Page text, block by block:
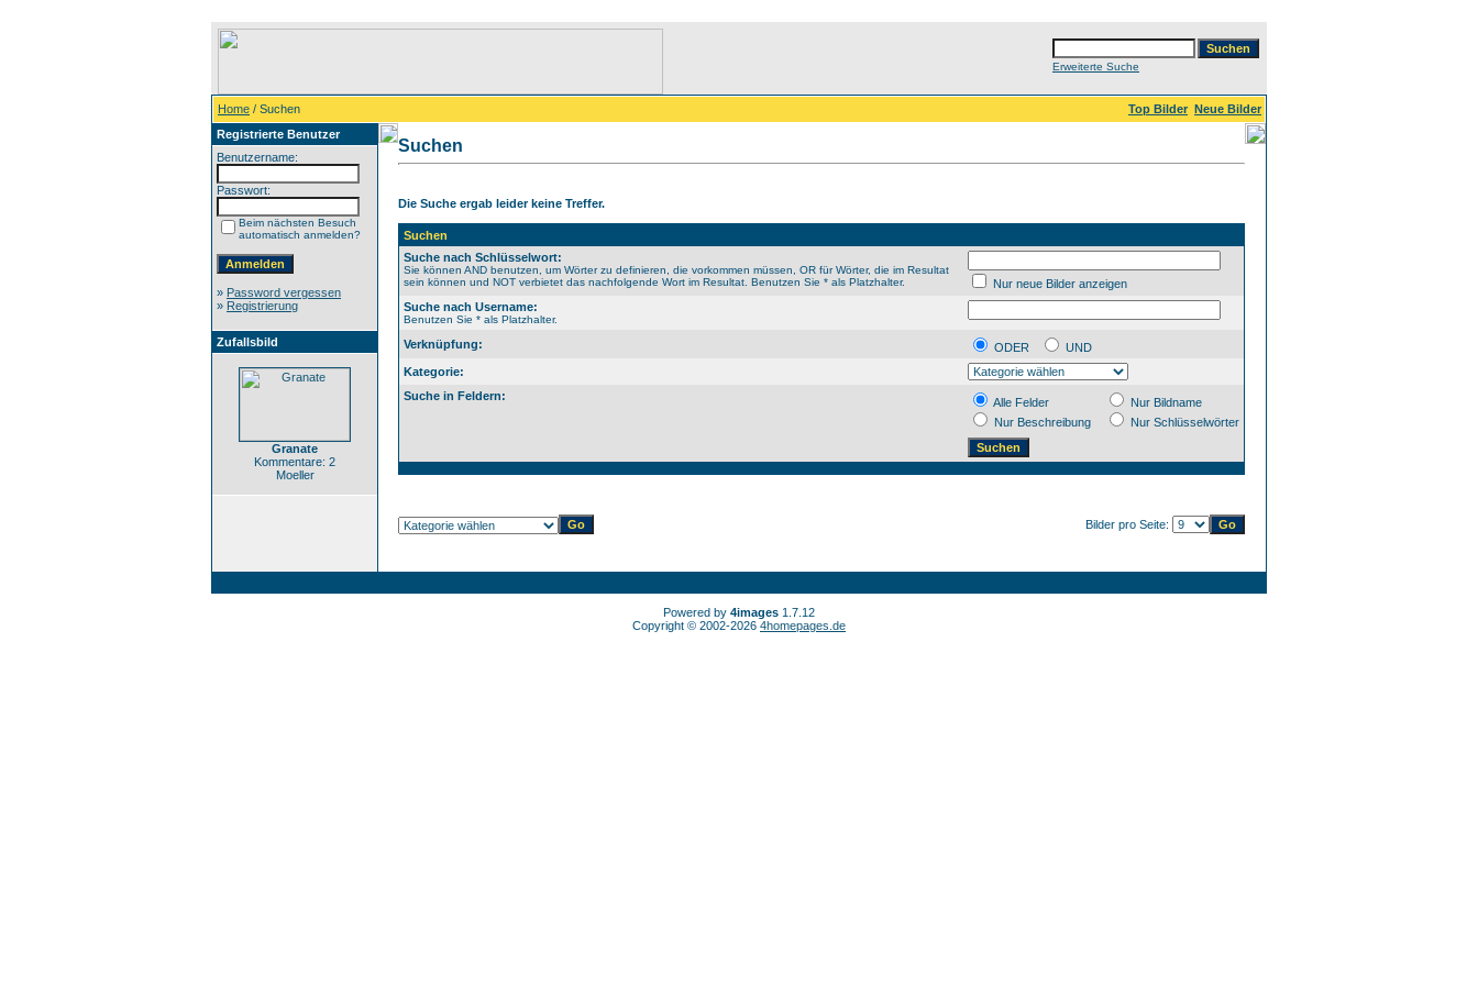
Erweiterte Suche
Home / Suchen Top Bilder Neue Bilder
Registrierte Benutzer
Benutzername:
Passwort:
Beim nächsten Besuch
automatisch anmelden?
» Password vergessen
» Registrierung
Zufallsbild
Granate
Kommentare: 2
Moeller
Suchen
Die Suche ergab leider keine Treffer.
Suchen
Suche nach Schlüsselwort:
Sie können AND benutzen, um Wörter zu definieren, die vorkommen müssen, OR für Wörter, die im Resultat
sein können und NOT verbietet das nachfolgende Wort im Resultat. Benutzen Sie * als Platzhalter.
Nur neue Bilder anzeigen
Suche nach Username:
Benutzen Sie * als Platzhalter.
Verknüpfung: ODER
UND
Kategorie:
Suche in Feldern:
Alle Felder
Nur Bildname
Nur Beschreibung
Nur Schlüsselwörter
Bilder pro Seite:
Powered by 4images 1.7.12
Copyright © 2002-2026 4homepages.de